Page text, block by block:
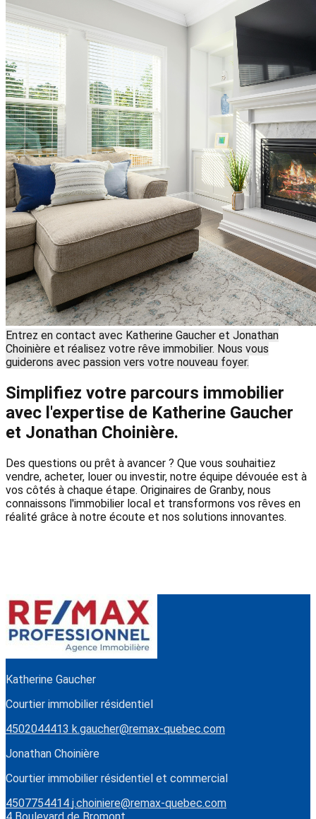
Entrez en contact avec Katherine Gaucher et Jonathan
Choinière et réalisez votre rêve immobilier. Nous vous
guiderons avec passion vers votre nouveau foyer.
Simplifiez votre parcours immobilier
avec l'expertise de Katherine Gaucher
et Jonathan Choinière.
Des questions ou prêt à avancer ? Que vous souhaitiez
vendre, acheter, louer ou investir, notre équipe dévouée est à
vos côtés à chaque étape. Originaires de Granby, nous
connaissons l'immobilier local et transformons vos rêves en
réalité grâce à notre écoute et nos solutions innovantes.
Katherine Gaucher
Courtier immobilier résidentiel
4502044413 k.gaucher@remax-quebec.com
Jonathan Choinière
Courtier immobilier résidentiel et commercial
4507754414 j.choiniere@remax-quebec.com